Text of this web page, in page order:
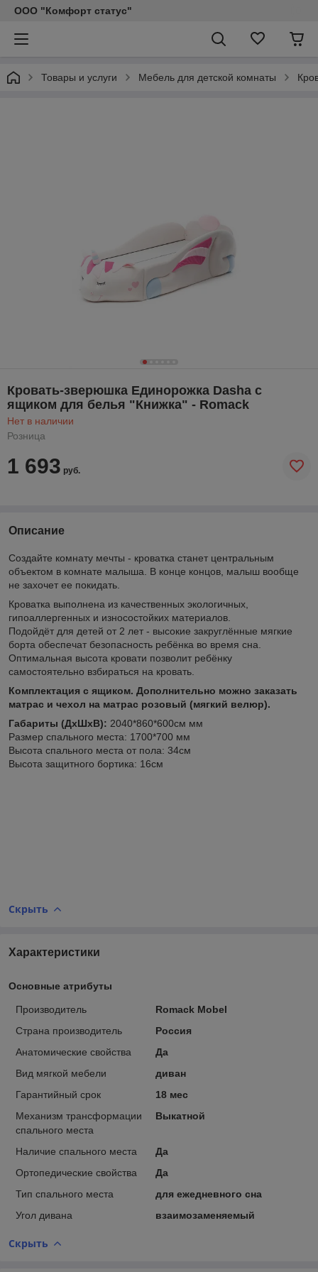
ООО "Комфорт статус"
Товары и услуги Мебель для детской комнаты
Кровать-зверюшка Единорожка Dasha с
ящиком для белья "Книжка" - Romack
Нет в наличии
Розница
1 693 руб.
Описание
Создайте комнату мечты - кроватка станет центральным
объектом в комнате малыша. В конце концов, малыш вообще
не захочет ее покидать.
Кроватка выполнена из качественных экологичных,
гипоаллергенных и износостойких материалов.
Подойдёт для детей от 2 лет - высокие закруглённые мягкие
борта обеспечат безопасность ребёнка во время сна.
Оптимальная высота кровати позволит ребёнку
самостоятельно взбираться на кровать.
Комплектация с ящиком. Дополнительно можно заказать
матрас и чехол на матрас розовый (мягкий велюр).
Габариты (ДхШхВ): 2040*860*600см мм
Размер спального места: 1700*700 мм
Высота спального места от пола: 34см
Высота защитного бортика: 16см
Скрыть
Характеристики
Основные атрибуты
Производитель
Romack Mobel
Страна производитель
Россия
Анатомические свойства
Да
Вид мягкой мебели
диван
Гарантийный срок
18 мес
Механизм трансформации
спального места
Выкатной
Наличие спального места
Да
Ортопедические свойства
Да
Тип спального места
для ежедневного сна
Угол дивана
взаимозаменяемый
Скрыть